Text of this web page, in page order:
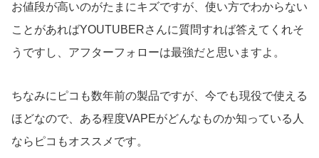
お値段が高いのがたまにキズですが、使い方でわからない
ことがあればYOUTUBERさんに質問すれば答えてくれそ
うですし、アフターフォローは最強だと思いますよ。
ちなみにピコも数年前の製品ですが、今でも現役で使える
ほどなので、ある程度VAPEがどんなものか知っている人
ならピコもオススメです。